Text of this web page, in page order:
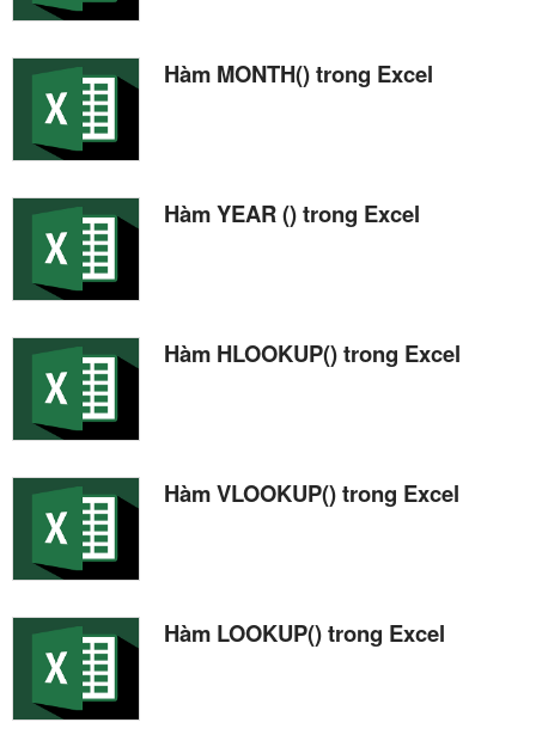
Hàm MONTH() trong Excel
Hàm YEAR () trong Excel
Hàm HLOOKUP() trong Excel
Hàm VLOOKUP() trong Excel
Hàm LOOKUP() trong Excel